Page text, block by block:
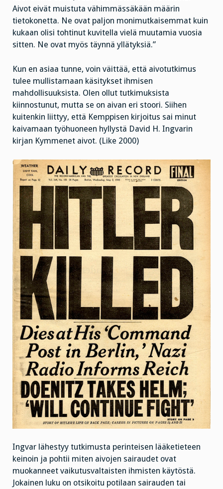
Aivot eivät muistuta vähimmässäkään määrin
tietokonetta. Ne ovat paljon monimutkaisemmat kuin
kukaan olisi tohtinut kuvitella vielä muutamia vuosia
sitten. Ne ovat myös täynnä yllätyksiä.”
Kun en asiaa tunne, voin väittää, että aivotutkimus
tulee mullistamaan käsitykset ihmisen
mahdollisuuksista. Olen ollut tutkimuksista
kiinnostunut, mutta se on aivan eri stoori. Siihen
kuitenkin liittyy, että Kemppisen kirjoitus sai minut
kaivamaan työhuoneen hyllystä David H. Ingvarin
kirjan Kymmenet aivot. (Like 2000)
Ingvar lähestyy tutkimusta perinteisen lääketieteen
keinoin ja pohtii miten aivojen sairaudet ovat
muokanneet vaikutusvaltaisten ihmisten käytöstä.
Jokainen luku on otsikoitu potilaan sairauden tai